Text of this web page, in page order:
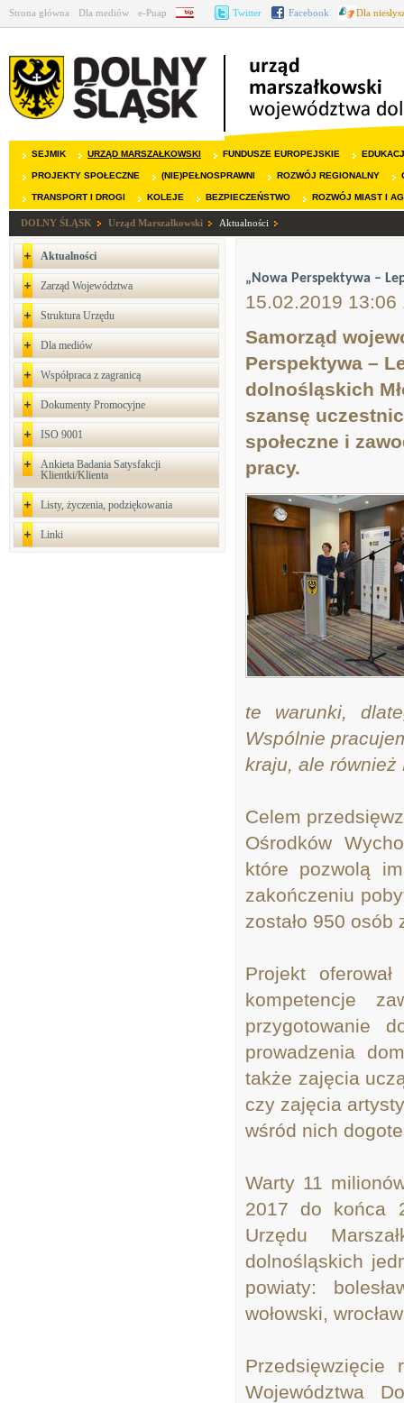
Strona główna Dla mediów e-Puap BIP Twitter Facebook Dla
SEJMIK URZĄD MARSZAŁKOWSKI FUNDUSZE EUROPEJSKIE
PROJEKTY SPOŁECZNE (NIE)PEŁNOSPRAWNI ROZWÓJ REGIONALNY
TRANSPORT I DROGI KOLEJE BEZPIECZEŃSTWO ROZWÓJ MIAST I
DOLNY ŚLĄSK Urząd Marszałkowski Aktualności
Aktualności
Zarząd Województwa
Struktura Urzędu
Dla mediów
Współpraca z zagranicą
Dokumenty Promocyjne
ISO 9001
Ankieta Badania Satysfakcji
Klientki/Klienta
Listy, życzenia, podziękowania
Linki
„Nowa Perspektywa –
15.02.2019 13:06
Samorząd
Perspektywa –
dolnośląskich
szansę
społeczne i
pracy.
te warunki,
Wspólnie
kraju, ale
Celem
Ośrodków
które pozwolą
zakończeniu
zostało 950
Projekt
kompetencje
przygotowanie
prowadzenia
także zajęcia
czy zajęcia
wśród nich
Warty 11
2017 do końca
Urzędu
dolnośląskich
powiaty:
wołowski,
Przedsięwzięcie
Województwa